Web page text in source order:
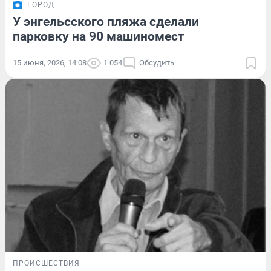
ГОРОД
У энгельсского пляжа сделали
парковку на 90 машиномест
15 июня, 2026, 14:08 1 054 Обсудить
ПРОИСШЕСТВИЯ